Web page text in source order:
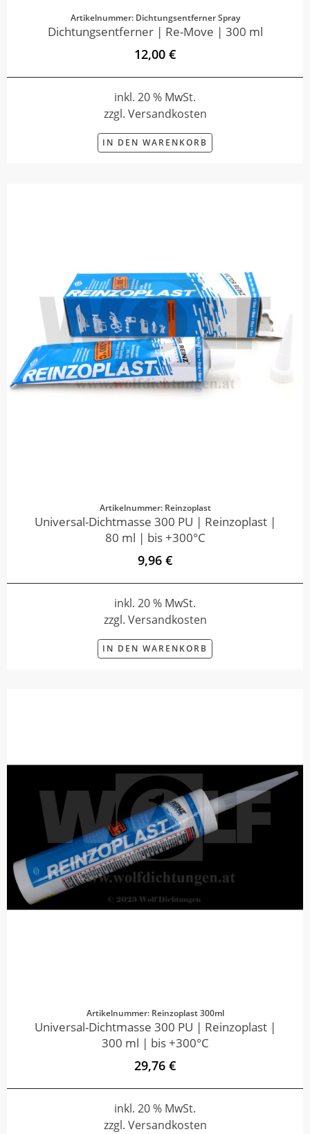
Artikelnummer: Dichtungsentferner Spray
Dichtungsentferner | Re-Move | 300 ml
12,00 €
inkl. 20 % MwSt.
zzgl. Versandkosten
IN DEN WARENKORB
Artikelnummer: Reinzoplast
Universal-Dichtmasse 300 PU | Reinzoplast |
80 ml | bis +300°C
9,96 €
inkl. 20 % MwSt.
zzgl. Versandkosten
IN DEN WARENKORB
Artikelnummer: Reinzoplast 300ml
Universal-Dichtmasse 300 PU | Reinzoplast |
300 ml | bis +300°C
29,76 €
inkl. 20 % MwSt.
zzgl. Versandkosten